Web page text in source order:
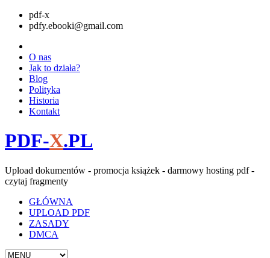
pdf-x
pdfy.ebooki@gmail.com
O nas
Jak to działa?
Blog
Polityka
Historia
Kontakt
PDF-X.PL
Upload dokumentów - promocja książek - darmowy hosting pdf -
czytaj fragmenty
GŁÓWNA
UPLOAD PDF
ZASADY
DMCA